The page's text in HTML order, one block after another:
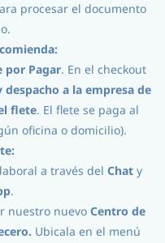
Aditivos
procesar el documento
por Pagar. En el checkout
despacho a la empresa de
flete. El flete se paga al
oficina o domicilio).
a través del Chat y
.
nuestro nuevo Centro de
Ubicala en el menú